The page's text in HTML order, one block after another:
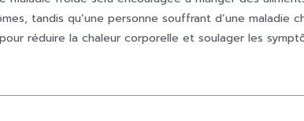
tandis qu’une personne souffrant d’une maladie
réduire la chaleur corporelle et soulager les